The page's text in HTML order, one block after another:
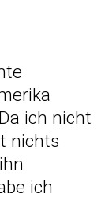
ich nicht
nichts
ich